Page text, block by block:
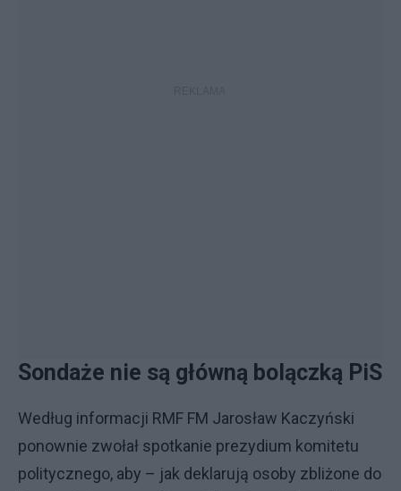
Sondaże nie są główną bolączką PiS
Według informacji RMF FM Jarosław Kaczyński
ponownie zwołał spotkanie prezydium komitetu
politycznego, aby – jak deklarują osoby zbliżone do